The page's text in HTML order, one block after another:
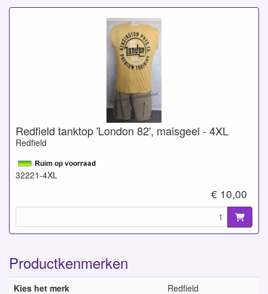
Redfield tanktop 'London 82', maisgeel - 4XL
Redfield
32221-4XL
€ 10,00
Productkenmerken
Kies het merk Redfield